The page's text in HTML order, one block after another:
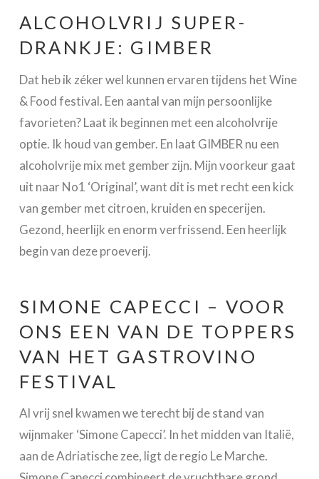
ALCOHOLVRIJ SUPER-
DRANKJE: GIMBER
Dat heb ik zéker wel kunnen ervaren tijdens het Wine
& Food festival. Een aantal van mijn persoonlijke
favorieten? Laat ik beginnen met een alcoholvrije
optie. Ik houd van gember. En laat GIMBER nu een
alcoholvrije mix met gember zijn. Mijn voorkeur gaat
uit naar No1 ‘Original’, want dit is met recht een kick
van gember met citroen, kruiden en specerijen.
Gezond, heerlijk en enorm verfrissend. Een heerlijk
begin van deze proeverij.
SIMONE CAPECCI – VOOR
ONS EEN VAN DE TOPPERS
VAN HET GASTROVINO
FESTIVAL
Al vrij snel kwamen we terecht bij de stand van
wijnmaker ‘Simone Capecci’. In het midden van Italië,
aan de Adriatische zee, ligt de regio Le Marche.